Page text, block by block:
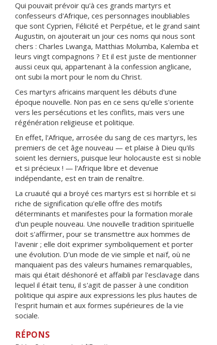
Qui pouvait prévoir qu'à ces grands martyrs et
confesseurs d'Afrique, ces personnages inoubliables
que sont Cyprien, Félicité et Perpétue, et le grand saint
Augustin, on ajouterait un jour ces noms qui nous sont
chers : Charles Lwanga, Matthias Molumba, Kalemba et
leurs vingt compagnons ? Et il est juste de mentionner
aussi ceux qui, appartenant à la confession anglicane,
ont subi la mort pour le nom du Christ.
Ces martyrs africains marquent les débuts d'une
époque nouvelle. Non pas en ce sens qu'elle s'oriente
vers les persécutions et les conflits, mais vers une
régénération religieuse et politique.
En effet, l'Afrique, arrosée du sang de ces martyrs, les
premiers de cet âge nouveau — et plaise à Dieu qu'ils
soient les derniers, puisque leur holocauste est si noble
et si précieux ! — l'Afrique libre et devenue
indépendante, est en train de renaître.
La cruauté qui a broyé ces martyrs est si horrible et si
riche de signification qu'elle offre des motifs
déterminants et manifestes pour la formation morale
d'un peuple nouveau. Une nouvelle tradition spirituelle
doit s'affirmer, pour se transmettre aux hommes de
l'avenir ; elle doit exprimer symboliquement et porter
une évolution. D'un mode de vie simple et naïf, où ne
manquaient pas des valeurs humaines remarquables,
mais qui était déshonoré et affaibli par l'esclavage dans
lequel il était tenu, il s'agit de passer à une condition
politique qui aspire aux expressions les plus hautes de
l'esprit humain et aux formes supérieures de la vie
sociale.
RÉPONS